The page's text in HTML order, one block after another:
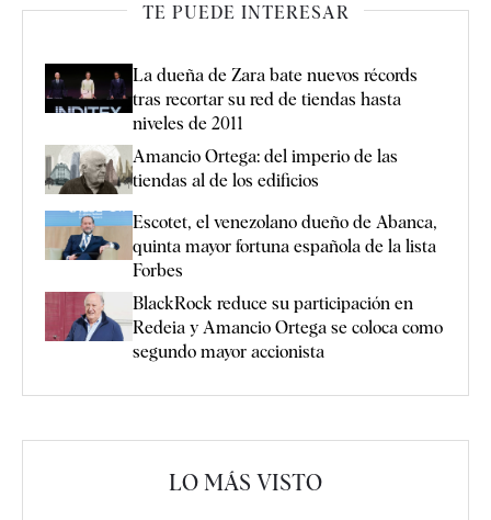
TE PUEDE INTERESAR
La dueña de Zara bate nuevos récords
tras recortar su red de tiendas hasta
niveles de 2011
Amancio Ortega: del imperio de las
tiendas al de los edificios
Escotet, el venezolano dueño de Abanca,
quinta mayor fortuna española de la lista
Forbes
BlackRock reduce su participación en
Redeia y Amancio Ortega se coloca como
segundo mayor accionista
LO MÁS VISTO